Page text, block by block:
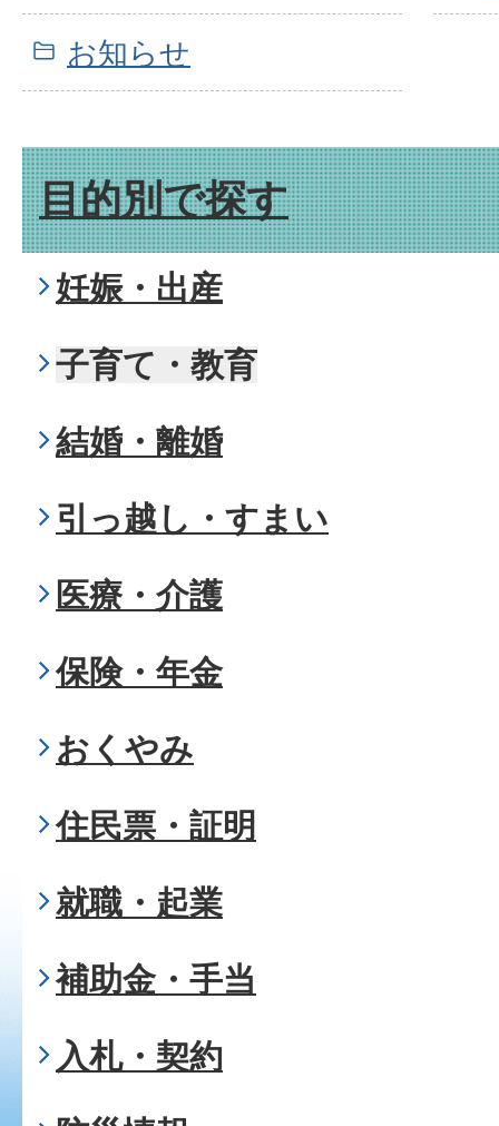
お知らせ
目的別で探す
妊娠・出産
子育て・教育
結婚・離婚
引っ越し・すまい
医療・介護
保険・年金
おくやみ
住民票・証明
就職・起業
補助金・手当
入札・契約